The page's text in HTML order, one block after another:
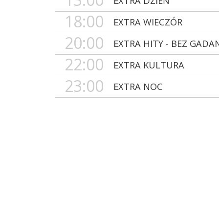
18:00 EXTRA WIECZÓR
20:00 EXTRA HITY - BEZ
22:00 EXTRA KULTURA
23:00 EXTRA NOC